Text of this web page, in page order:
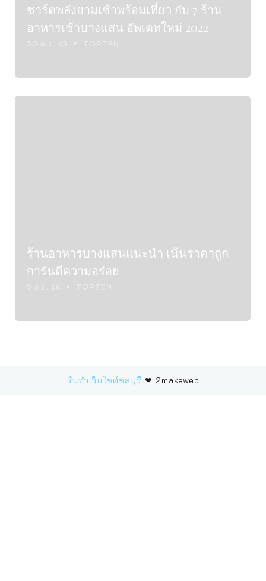
ชาร์ตพลังยามเช้าพร้อมเที่ยว กับ 7 ร้าน
อาหารเช้าบางแสน อัพเดทใหม่ 2022
ร้านอาหารบางแสนแนะนำ เน้นราคาถูก
การันตีความอร่อย
รับทำเว็บไซต์ชลบุรี ❤ 2makeweb